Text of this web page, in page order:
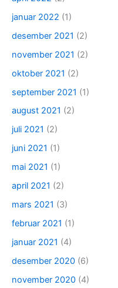
januar 2022 (1)
desember 2021 (2)
november 2021 (2)
oktober 2021 (2)
september 2021 (1)
august 2021 (2)
juli 2021 (2)
juni 2021 (1)
mai 2021 (1)
april 2021 (2)
mars 2021 (3)
februar 2021 (1)
januar 2021 (4)
desember 2020 (6)
november 2020 (4)